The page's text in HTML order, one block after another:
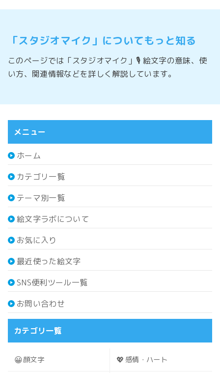
「スタジオマイク」についてもっと知る
このページでは「スタジオマイク」🎙️ 絵文字の意味、使
い方、関連情報などを詳しく解説しています。
メニュー
ホーム
カテゴリ一覧
テーマ別一覧
絵文字ラボについて
お気に入り
最近使った絵文字
SNS便利ツール一覧
お問い合わせ
カテゴリ一覧
😀顔文字 💖 感情・ハート